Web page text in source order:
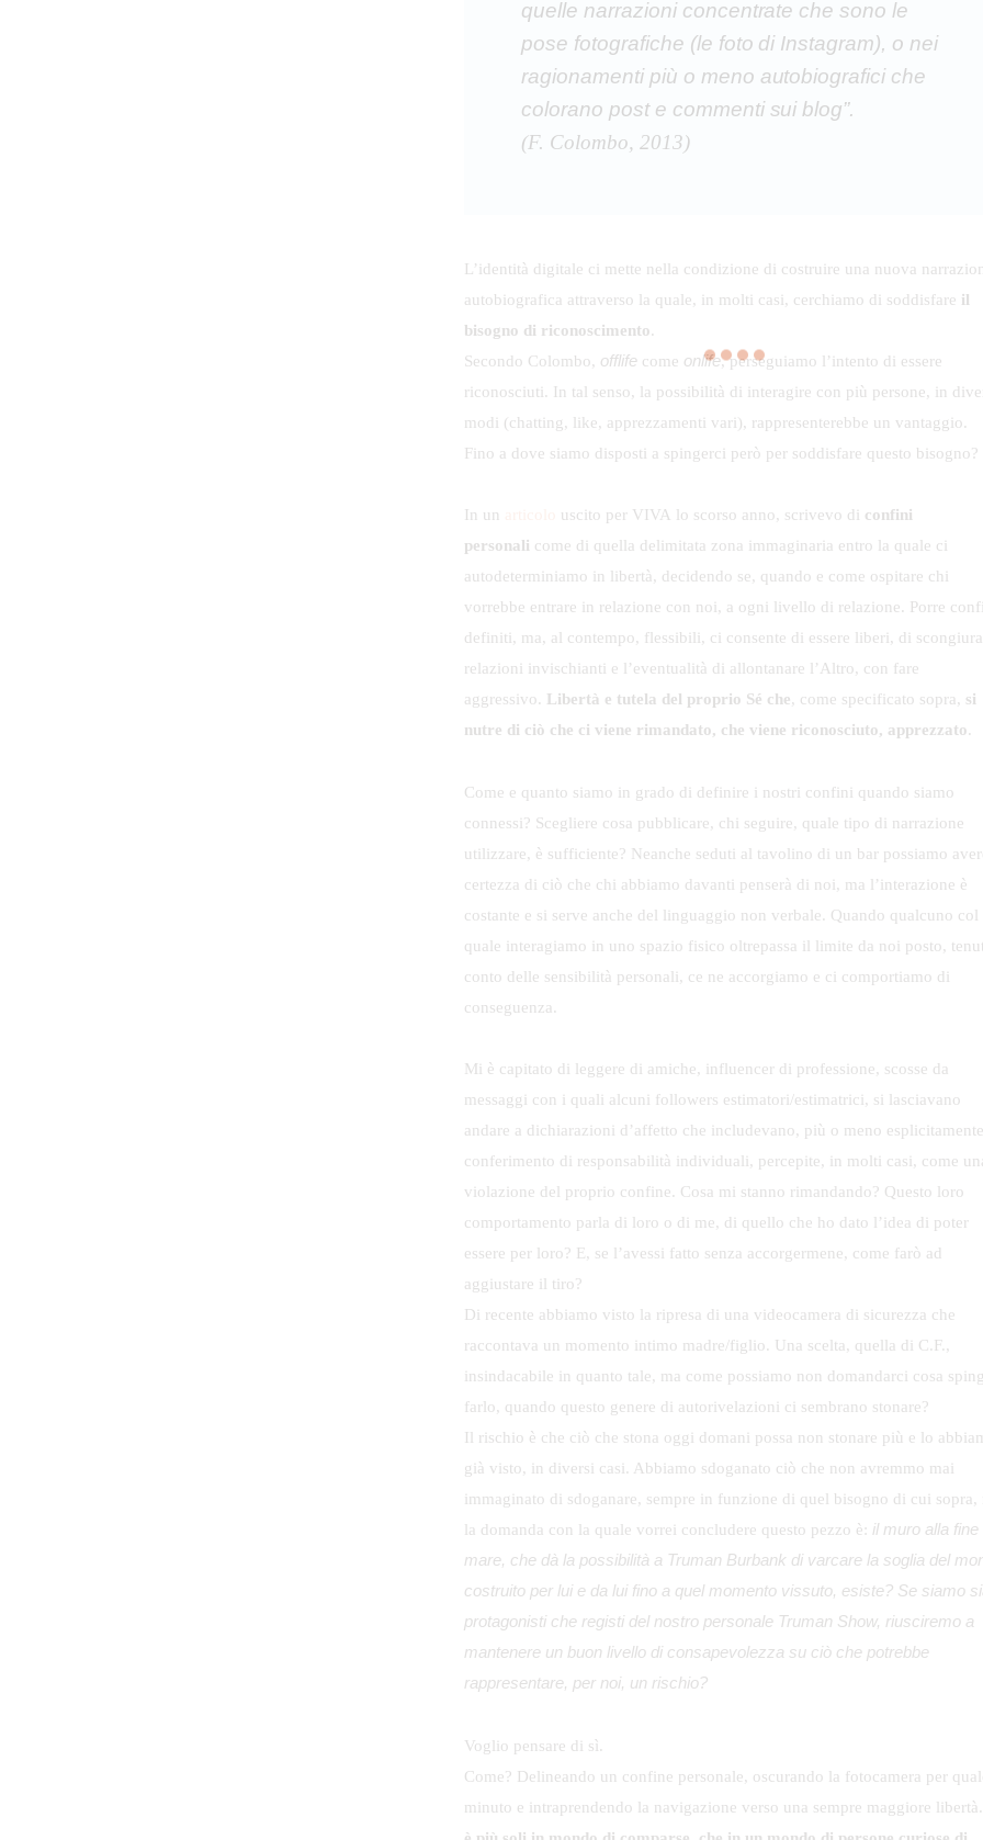
quelle narrazioni concentrate che sono le
pose fotografiche (le foto di Instagram), o nei
ragionamenti più o meno autobiografici che
colorano post e commenti sui blog”.
(F. Colombo, 2013)
L’identità digitale ci mette nella condizione di costruire una nuova
autobiografica attraverso la quale, in molti casi, cerchiamo di soddisfare il
bisogno di riconoscimento.
Secondo Colombo, offlife come onlife, perseguiamo l’intento di essere
riconosciuti. In tal senso, la possibilità di interagire con più persone, in
modi (chatting, like, apprezzamenti vari), rappresenterebbe un vantaggio.
Fino a dove siamo disposti a spingerci però per soddisfare questo bisogno?
In un uscito per VIVA lo scorso anno, scrivevo di confini
personali come di quella delimitata zona immaginaria entro la quale ci
autodeterminiamo in libertà, decidendo se, quando e come ospitare chi
vorrebbe entrare in relazione con noi, a ogni livello di relazione. Porre
definiti, ma, al contempo, flessibili, ci consente di essere liberi, di
relazioni invischianti e l’eventualità di allontanare l’Altro, con fare
aggressivo. Libertà e tutela del proprio Sé che, come specificato sopra, si
nutre di ciò che ci viene rimandato, che viene riconosciuto, apprezzato.
Come e quanto siamo in grado di definire i nostri confini quando siamo
connessi? Scegliere cosa pubblicare, chi seguire, quale tipo di narrazione
utilizzare, è sufficiente? Neanche seduti al tavolino di un bar possiamo
certezza di ciò che chi abbiamo davanti penserà di noi, ma l’interazione è
costante e si serve anche del linguaggio non verbale. Quando qualcuno col
quale interagiamo in uno spazio fisico oltrepassa il limite da noi posto,
conto delle sensibilità personali, ce ne accorgiamo e ci comportiamo di
conseguenza.
Mi è capitato di leggere di amiche, influencer di professione, scosse da
messaggi con i quali alcuni followers estimatori/estimatrici, si lasciavano
andare a dichiarazioni d’affetto che includevano, più o meno
conferimento di responsabilità individuali, percepite, in molti casi, come
violazione del proprio confine. Cosa mi stanno rimandando? Questo loro
comportamento parla di loro o di me, di quello che ho dato l’idea di poter
essere per loro? E, se l’avessi fatto senza accorgermene, come farò ad
aggiustare il tiro?
Di recente abbiamo visto la ripresa di una videocamera di sicurezza che
raccontava un momento intimo madre/figlio. Una scelta, quella di C.F.,
insindacabile in quanto tale, ma come possiamo non domandarci cosa
farlo, quando questo genere di autorivelazioni ci sembrano stonare?
Il rischio è che ciò che stona oggi domani possa non stonare più e lo
già visto, in diversi casi. Abbiamo sdoganato ciò che non avremmo mai
immaginato di sdoganare, sempre in funzione di quel bisogno di cui sopra,
la domanda con la quale vorrei concludere questo pezzo è: il muro alla fine
mare, che dà la possibilità a Truman Burbank di varcare la soglia del
costruito per lui e da lui fino a quel momento vissuto, esiste? Se siamo
protagonisti che registi del nostro personale Truman Show, riusciremo a
mantenere un buon livello di consapevolezza su ciò che potrebbe
rappresentare, per noi, un rischio?
Voglio pensare di sì.
Come? Delineando un confine personale, oscurando la fotocamera per
minuto e intraprendendo la navigazione verso una sempre maggiore libertà.